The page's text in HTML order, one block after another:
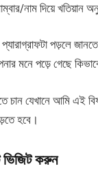
নাম দিয়ে খতিয়ান
পড়লে
মনে পড়ে গেছে
চান যেখানে আমি
হবে।
করুন